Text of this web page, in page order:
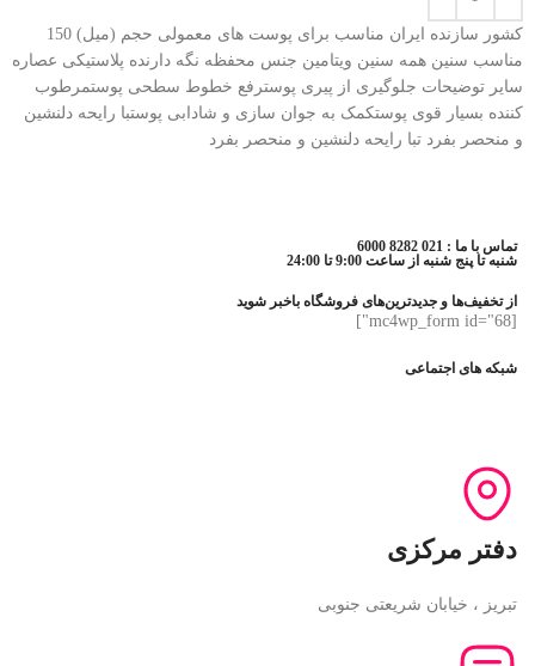
کشور سازنده ایران مناسب برای پوست های معمولی حجم (میل) 150
مناسب سنین همه سنین ویتامین جنس محفظه نگه دارنده پلاستیکی عصاره
سایر توضیحات جلوگیری از پیری پوسترفع خطوط سطحی پوستمرطوب
کننده بسیار قوی پوستکمک به جوان سازی و شادابی پوستبا رایحه دلنشین
و منحصر بفرد تبا رایحه دلنشین و منحصر بفرد
تماس با ما : 021 8282 6000
شنبه تا پنج شنبه از ساعت 9:00 تا 24:00
از تخفیف‌ها و جدیدترین‌های فروشگاه باخبر شوید
[mc4wp_form id="68"]
شبکه های اجتماعی
دفتر مرکزی
تبریز ، خیابان شریعتی جنوبی